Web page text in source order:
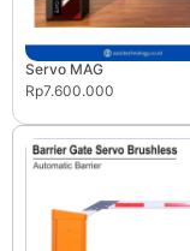
Servo MAG
Rp7.600.000